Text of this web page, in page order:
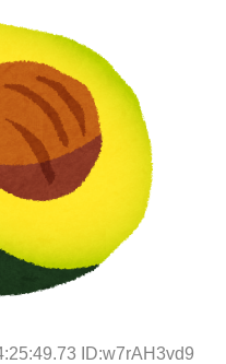
ID:w7rAH3vd9